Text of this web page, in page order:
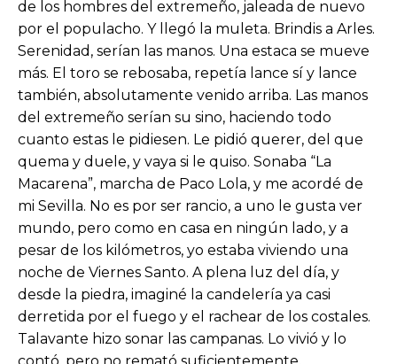
de los hombres del extremeño, jaleada de nuevo
por el populacho. Y llegó la muleta. Brindis a Arles.
Serenidad, serían las manos. Una estaca se mueve
más. El toro se rebosaba, repetía lance sí y lance
también, absolutamente venido arriba. Las manos
del extremeño serían su sino, haciendo todo
cuanto estas le pidiesen. Le pidió querer, del que
quema y duele, y vaya si le quiso. Sonaba “La
Macarena”, marcha de Paco Lola, y me acordé de
mi Sevilla. No es por ser rancio, a uno le gusta ver
mundo, pero como en casa en ningún lado, y a
pesar de los kilómetros, yo estaba viviendo una
noche de Viernes Santo. A plena luz del día, y
desde la piedra, imaginé la candelería ya casi
derretida por el fuego y el rachear de los costales.
Talavante hizo sonar las campanas. Lo vivió y lo